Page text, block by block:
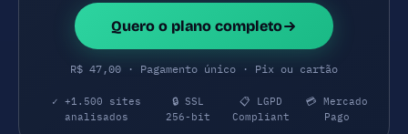
Quero o plano completo
R$ 47,00 · Pagamento único · Pix ou cartão
✓ +1.500 sites
analisados
🔒 SSL
256-bit
📋 LGPD
Compliant
💳 Mercado
Pago